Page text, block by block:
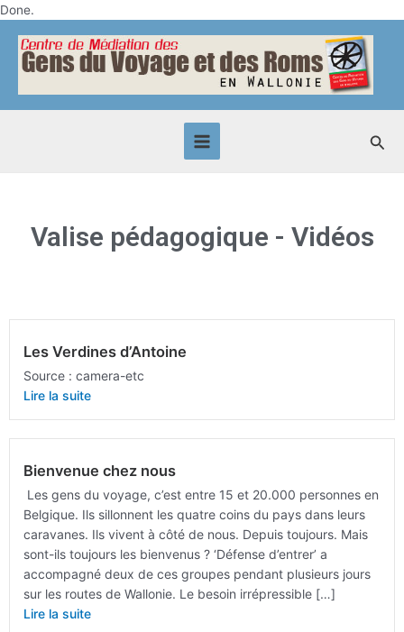
Done.
content
Main
Menu
Valise pédagogique - Vidéos
Les Verdines d’Antoine
Source : camera-etc
Lire la suite
Bienvenue chez nous
Les gens du voyage, c’est entre 15 et 20.000 personnes en
Belgique. Ils sillonnent les quatre coins du pays dans leurs
caravanes. Ils vivent à côté de nous. Depuis toujours. Mais
sont-ils toujours les bienvenus ? ‘Défense d’entrer’ a
accompagné deux de ces groupes pendant plusieurs jours
sur les routes de Wallonie. Le besoin irrépressible […]
Lire la suite